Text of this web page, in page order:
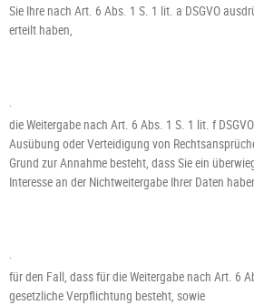
Sie Ihre nach Art. 6 Abs. 1 S. 1 lit. a DSGVO
erteilt haben,
·
die Weitergabe nach Art. 6 Abs. 1 S. 1 lit. f
Ausübung oder Verteidigung von
Grund zur Annahme besteht, dass Sie ein
Interesse an der Nichtweitergabe Ihrer Daten
·
für den Fall, dass für die Weitergabe nach Art. 6
gesetzliche Verpflichtung besteht, sowie